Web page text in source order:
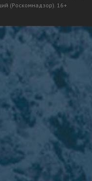
(Роскомнадзор). 16+